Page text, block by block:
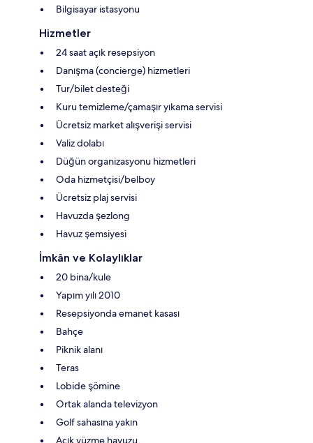
Bilgisayar istasyonu
Hizmetler
24 saat açık resepsiyon
Danışma (concierge) hizmetleri
Tur/bilet desteği
Kuru temizleme/çamaşır yıkama servisi
Ücretsiz market alışverişi servisi
Valiz dolabı
Düğün organizasyonu hizmetleri
Oda hizmetçisi/belboy
Ücretsiz plaj servisi
Havuzda şezlong
Havuz şemsiyesi
İmkân ve Kolaylıklar
20 bina/kule
Yapım yılı 2010
Resepsiyonda emanet kasası
Bahçe
Piknik alanı
Teras
Lobide şömine
Ortak alanda televizyon
Golf sahasına yakın
Açık yüzme havuzu